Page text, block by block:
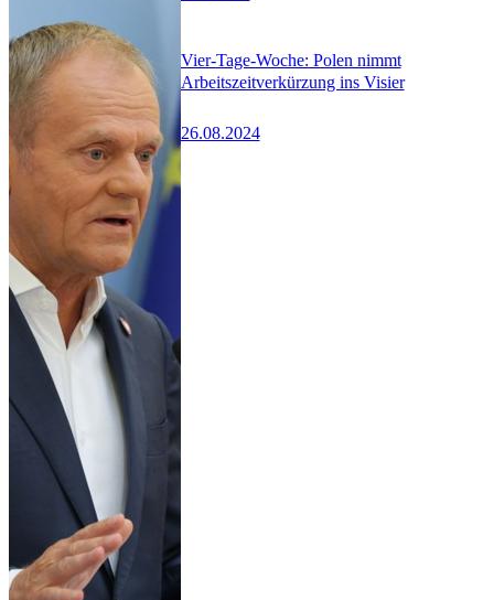
Vier-Tage-Woche: Polen nimmt
Arbeitszeitverkürzung ins Visier
26.08.2024